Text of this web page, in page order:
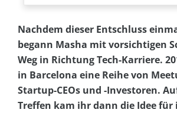
Nachdem dieser Entschluss
begann Masha mit vorsichtigen
Weg in Richtung Tech-Karriere.
in Barcelona eine Reihe von
Startup-CEOs und -Investoren.
Treffen kam ihr dann die Idee für